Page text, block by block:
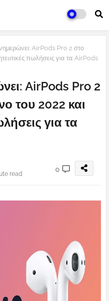
AirPods Pro 2 στο
πωλήσεις για τα AirPods
AirPods Pro 2
του 2022 και
για τα
read
0